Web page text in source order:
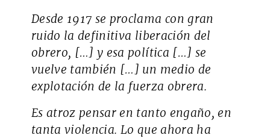
Desde 1917 se proclama con gran
ruido la definitiva liberación del
obrero, […] y esa política […] se
vuelve también […] un medio de
explotación de la fuerza obrera.
Es atroz pensar en tanto engaño, en
tanta violencia. Lo que ahora ha